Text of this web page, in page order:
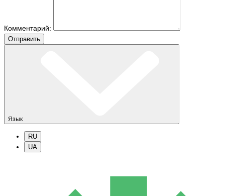
Комментарий:
Отправить
Язык
RU
UA